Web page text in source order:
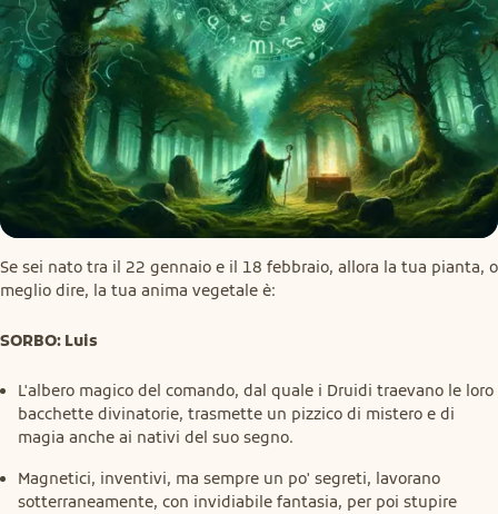
Se sei nato tra il 22 gennaio e il 18 febbraio, allora la tua pianta, o
meglio dire, la tua anima vegetale è:
SORBO: Luis
L'albero magico del comando, dal quale i Druidi traevano le loro
bacchette divinatorie, trasmette un pizzico di mistero e di
magia anche ai nativi del suo segno.
Magnetici, inventivi, ma sempre un po' segreti, lavorano
sotterraneamente, con invidiabile fantasia, per poi stupire